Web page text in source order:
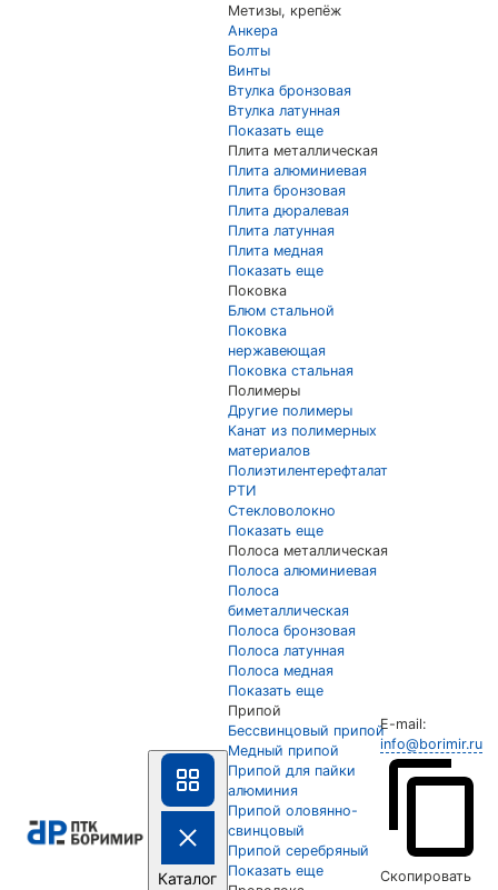
Каталог
Метизы, крепёж
Анкера
Болты
Винты
Втулка бронзовая
Втулка латунная
Показать еще
Плита металлическая
Плита алюминиевая
Плита бронзовая
Плита дюралевая
Плита латунная
Плита медная
Показать еще
Поковка
Блюм стальной
Поковка
нержавеющая
Поковка стальная
Полимеры
Другие полимеры
Канат из полимерных
материалов
Полиэтилентерефталат
РТИ
Стекловолокно
Показать еще
Полоса металлическая
Полоса алюминиевая
Полоса
биметаллическая
Полоса бронзовая
Полоса латунная
Полоса медная
Показать еще
Припой
Бессвинцовый припой
Медный припой
Припой для пайки
алюминия
Припой оловянно-
свинцовый
Припой серебряный
Показать еще
E-mail:
info@borimir.ru
Скопировать